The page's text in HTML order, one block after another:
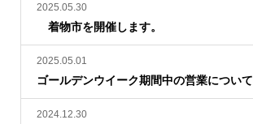
2025.05.30
着物市を開催します。
2025.05.01
ゴールデンウイーク期間中の営業について
2024.12.30